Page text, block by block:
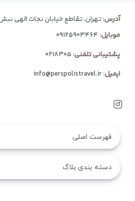
آدرس: تهران، تقاطع خیابان نجات الهی نبش
موبایل:۰۹۱۲۵۹۰۳۴۶۴
پشتیبانی تلفنی:۰۲۱۸۳۰۵
ایمیل:
info@perspolistravel.ir
فهرست اصلی
دسته بندی بلاگ